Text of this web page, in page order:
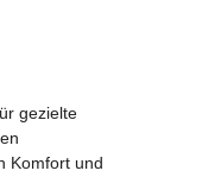
gezielte
Komfort und